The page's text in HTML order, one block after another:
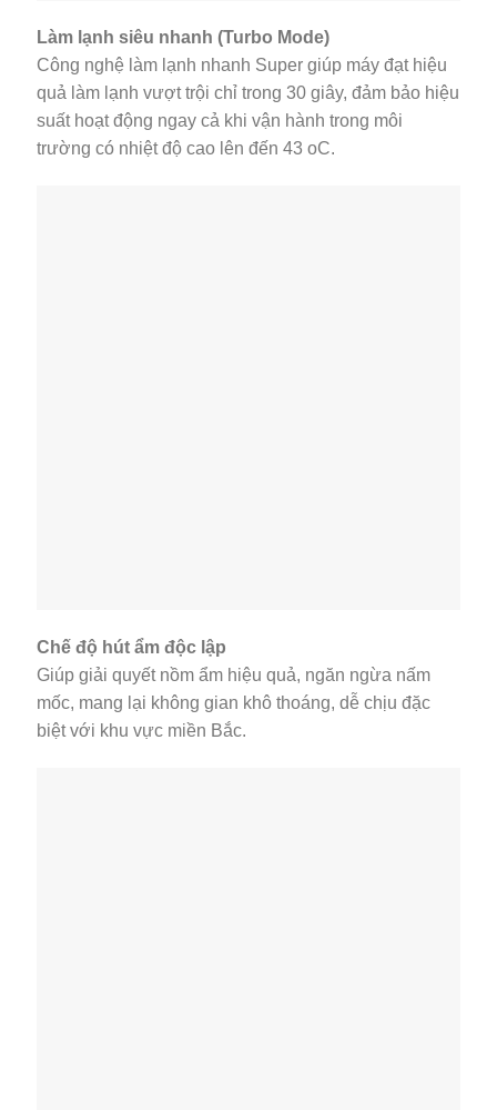
Làm lạnh siêu nhanh (Turbo Mode)
Công nghệ làm lạnh nhanh Super giúp máy đạt hiệu
quả làm lạnh vượt trội chỉ trong 30 giây, đảm bảo hiệu
suất hoạt động ngay cả khi vận hành trong môi
trường có nhiệt độ cao lên đến 43 oC.
Chế độ hút ẩm độc lập
Giúp giải quyết nồm ẩm hiệu quả, ngăn ngừa nấm
mốc, mang lại không gian khô thoáng, dễ chịu đặc
biệt với khu vực miền Bắc.